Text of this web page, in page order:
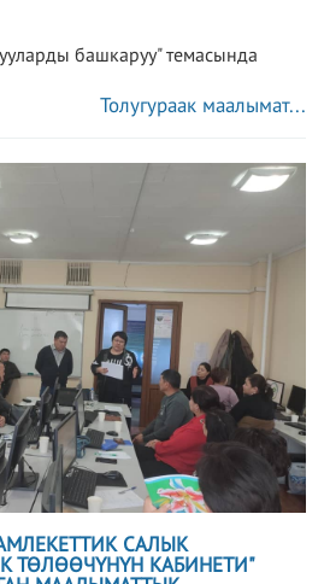
башкаруу" темасында
Толугураак маалымат...
САЛЫК
ТӨЛӨӨЧҮНҮН КАБИНЕТИ"